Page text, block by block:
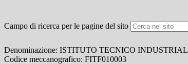
Campo di ricerca per le pagine del sito
Denominazione: ISTITUTO TECNICO
Codice meccanografico: FITF010003